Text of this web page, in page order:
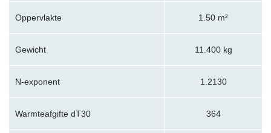
Oppervlakte 1.50 m²
Gewicht 11.400 kg
N-exponent 1.2130
Warmteafgifte dT30 364